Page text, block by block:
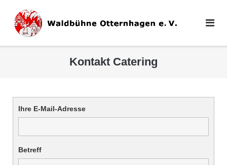
Inhalt
Kontakt Catering
Ihre E-Mail-Adresse
Betreff